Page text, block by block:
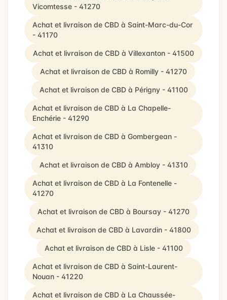
Vicomtesse - 41270
Achat et livraison de CBD à Saint-Marc-du-Cor
- 41170
Achat et livraison de CBD à Villexanton - 41500
Achat et livraison de CBD à Romilly - 41270
Achat et livraison de CBD à Périgny - 41100
Achat et livraison de CBD à La Chapelle-
Enchérie - 41290
Achat et livraison de CBD à Gombergean -
41310
Achat et livraison de CBD à Ambloy - 41310
Achat et livraison de CBD à La Fontenelle -
41270
Achat et livraison de CBD à Boursay - 41270
Achat et livraison de CBD à Lavardin - 41800
Achat et livraison de CBD à Lisle - 41100
Achat et livraison de CBD à Saint-Laurent-
Nouan - 41220
Achat et livraison de CBD à La Chaussée-